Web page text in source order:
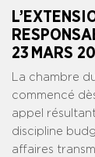
23 MARS
La chambre
commencé
appel
discipline
affaires